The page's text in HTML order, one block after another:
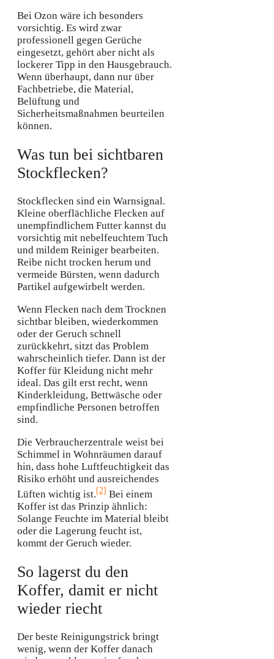
Bei Ozon wäre ich besonders
vorsichtig. Es wird zwar
professionell gegen Gerüche
eingesetzt, gehört aber nicht als
lockerer Tipp in den Hausgebrauch.
Wenn überhaupt, dann nur über
Fachbetriebe, die Material,
Belüftung und
Sicherheitsmaßnahmen beurteilen
können.
Was tun bei sichtbaren
Stockflecken?
Stockflecken sind ein Warnsignal.
Kleine oberflächliche Flecken auf
unempfindlichem Futter kannst du
vorsichtig mit nebelfeuchtem Tuch
und mildem Reiniger bearbeiten.
Reibe nicht trocken herum und
vermeide Bürsten, wenn dadurch
Partikel aufgewirbelt werden.
Wenn Flecken nach dem Trocknen
sichtbar bleiben, wiederkommen
oder der Geruch schnell
zurückkehrt, sitzt das Problem
wahrscheinlich tiefer. Dann ist der
Koffer für Kleidung nicht mehr
ideal. Das gilt erst recht, wenn
Kinderkleidung, Bettwäsche oder
empfindliche Personen betroffen
sind.
Die Verbraucherzentrale weist bei
Schimmel in Wohnräumen darauf
hin, dass hohe Luftfeuchtigkeit das
Risiko erhöht und ausreichendes
Lüften wichtig ist.[2] Bei einem
Koffer ist das Prinzip ähnlich:
Solange Feuchte im Material bleibt
oder die Lagerung feucht ist,
kommt der Geruch wieder.
So lagerst du den
Koffer, damit er nicht
wieder riecht
Der beste Reinigungstrick bringt
wenig, wenn der Koffer danach